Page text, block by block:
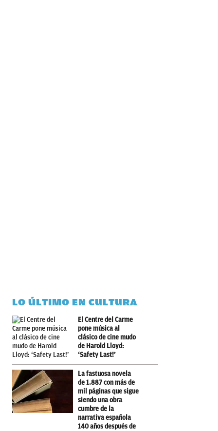
LO ÚLTIMO EN CULTURA
El Centre del Carme
pone música al
clásico de cine mudo
de Harold Lloyd:
‘Safety Last!’
La fastuosa novela
de 1.887 con más de
mil páginas que sigue
siendo una obra
cumbre de la
narrativa española
140 años después de